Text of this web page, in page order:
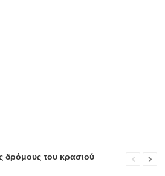
δρόμους του κρασιού